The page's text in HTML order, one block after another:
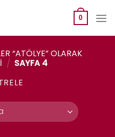
0
“ATÖLYE” OLARAK
/ SAYFA 4